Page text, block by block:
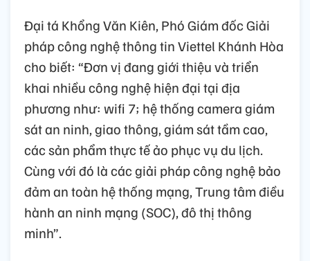
Đại tá Khổng Văn Kiên, Phó Giám đốc Giải
pháp công nghệ thông tin Viettel Khánh Hòa
cho biết: “Đơn vị đang giới thiệu và triển
khai nhiều công nghệ hiện đại tại địa
phương như: wifi 7; hệ thống camera giám
sát an ninh, giao thông, giám sát tầm cao,
các sản phẩm thực tế ảo phục vụ du lịch.
Cùng với đó là các giải pháp công nghệ bảo
đảm an toàn hệ thống mạng, Trung tâm điều
hành an ninh mạng (SOC), đô thị thông
minh”.